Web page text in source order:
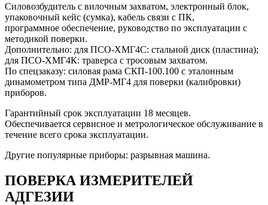
Силовозбудитель с вилочным захватом, электронный блок,
упаковочный кейс (сумка), кабель связи с ПК,
программное обеспечение, руководство по эксплуатации с
методикой поверки.
Дополнительно: для ПСО-ХМГ4С: стальной диск (пластина);
для ПСО-ХМГ4К: траверса с тросовым захватом.
По спецзаказу: силовая рама СКП-100.100 с эталонным
динамометром типа ДМР-МГ4 для поверки (калибровки)
приборов.
Гарантийный срок эксплуатации 18 месяцев.
Обеспечивается сервисное и метрологическое обслуживание в
течение всего срока эксплуатации.
Другие популярные приборы: разрывная машина.
ПОВЕРКА ИЗМЕРИТЕЛЕЙ
АДГЕЗИИ